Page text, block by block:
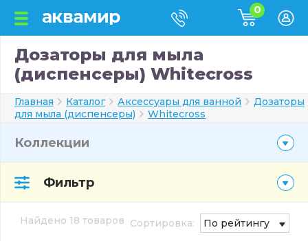
0
Дозаторы для мыла
(диспенсеры) Whitecross
Главная Каталог Аксессуары для ванной
Дозаторы
для мыла (диспенсеры)
Whitecross
Коллекции
Фильтр
Найдено 18 товаров Сортировка: По рейтингу